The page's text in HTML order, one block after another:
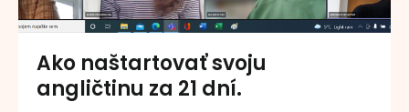
Ako naštartovať svoju
angličtinu za 21 dní.